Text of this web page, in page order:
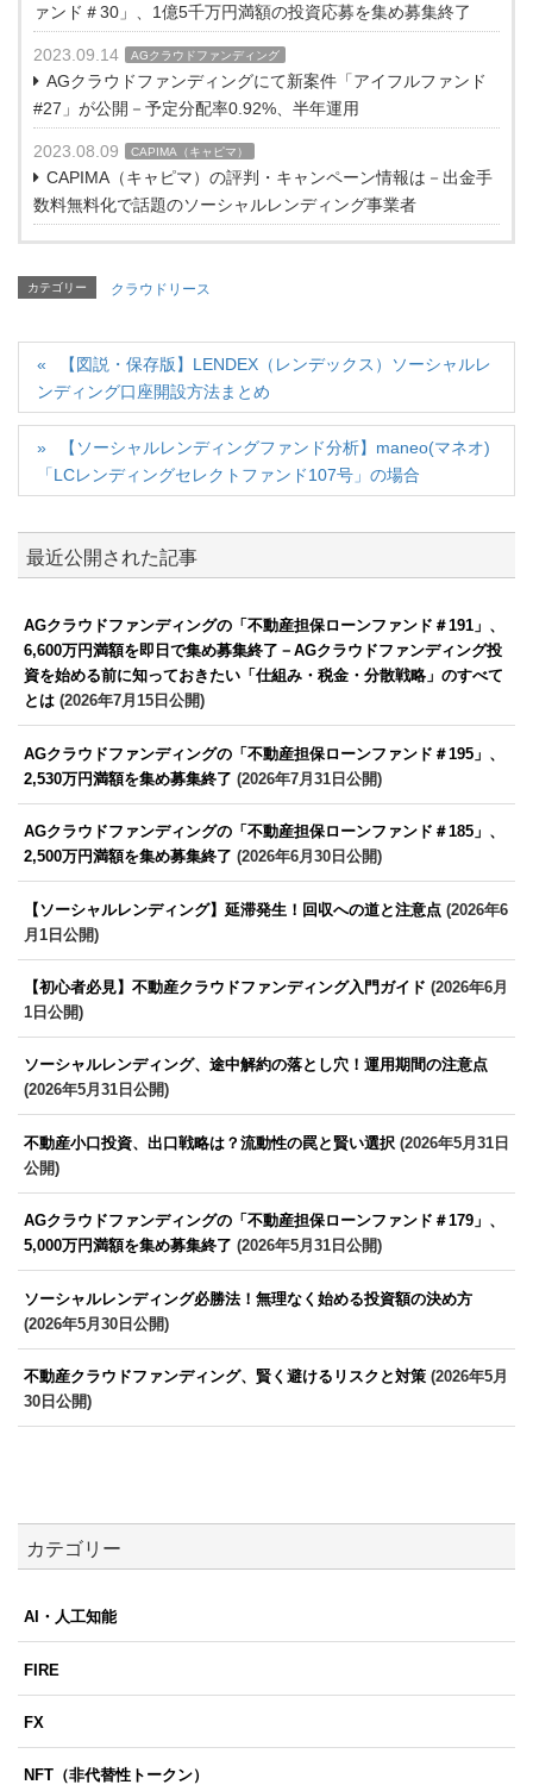
ァンド＃30」、1億5千万円満額の投資応募を集め募集終了
2023.09.14 AGクラウドファンディング
AGクラウドファンディングにて新案件「アイフルファンド
#27」が公開－予定分配率0.92%、半年運用
2023.08.09 CAPIMA（キャピマ）
CAPIMA（キャピマ）の評判・キャンペーン情報は－出金手
数料無料化で話題のソーシャルレンディング事業者
カテゴリー クラウドリース
【図説・保存版】LENDEX（レンデックス）ソーシャルレ
ンディング口座開設方法まとめ
【ソーシャルレンディングファンド分析】maneo(マネオ)
「LCレンディングセレクトファンド107号」の場合
最近公開された記事
AGクラウドファンディングの「不動産担保ローンファンド＃191」、
6,600万円満額を即日で集め募集終了－AGクラウドファンディング投
資を始める前に知っておきたい「仕組み・税金・分散戦略」のすべて
とは (2026年7月15日公開)
AGクラウドファンディングの「不動産担保ローンファンド＃195」、
2,530万円満額を集め募集終了 (2026年7月31日公開)
AGクラウドファンディングの「不動産担保ローンファンド＃185」、
2,500万円満額を集め募集終了 (2026年6月30日公開)
【ソーシャルレンディング】延滞発生！回収への道と注意点 (2026年6
月1日公開)
【初心者必見】不動産クラウドファンディング入門ガイド (2026年6月
1日公開)
ソーシャルレンディング、途中解約の落とし穴！運用期間の注意点
(2026年5月31日公開)
不動産小口投資、出口戦略は？流動性の罠と賢い選択 (2026年5月31日
公開)
AGクラウドファンディングの「不動産担保ローンファンド＃179」、
5,000万円満額を集め募集終了 (2026年5月31日公開)
ソーシャルレンディング必勝法！無理なく始める投資額の決め方
(2026年5月30日公開)
不動産クラウドファンディング、賢く避けるリスクと対策 (2026年5月
30日公開)
カテゴリー
AI・人工知能
FIRE
FX
NFT（非代替性トークン）